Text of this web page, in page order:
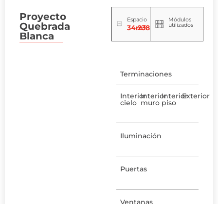
Proyecto
Quebrada
Blanca
Espacio
34.238
m²
Módulos
utilizados
Terminaciones
Interior
cielo
Interior
muro
Interior
piso
Exterior
Iluminación
Puertas
Ventanas